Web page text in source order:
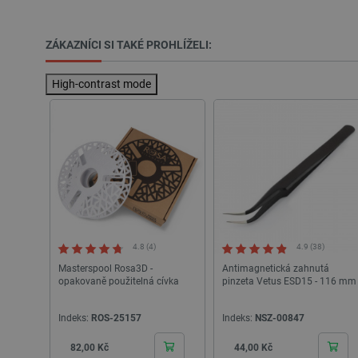
ZÁKAZNÍCI SI TAKÉ PROHLÍŽELI:
High-contrast mode
4.8 (4)
Masterspool Rosa3D -
opakovaně použitelná cívka
Indeks: ROS-25157
Cena
82,00 Kč
4.9 (38)
Antimagnetická zahnutá
pinzeta Vetus ESD15 - 116 mm
Indeks: NSZ-00847
Cena
44,00 Kč
critData